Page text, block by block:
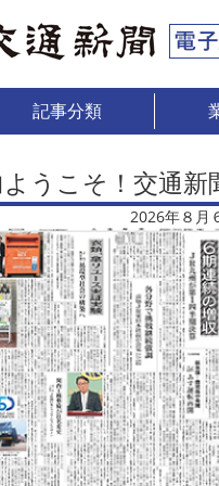
記事分類
ようこそ！交通新
2026年８月